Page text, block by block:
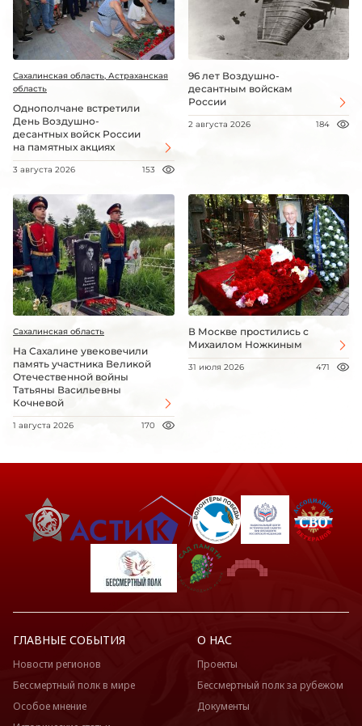
Сахалинская область, Астраханская
область
Однополчане встретили
День Воздушно-
десантных войск России
на памятных акциях
3 августа 2026 153
96 лет Воздушно-
десантным войскам
России
2 августа 2026 184
Сахалинская область
На Сахалине увековечили
память участника Великой
Отечественной войны
Татьяны Васильевны
Кочневой
1 августа 2026 170
В Москве простились с
Михаилом Ножкиным
31 июля 2026 471
ГЛАВНЫЕ СОБЫТИЯ
Новости регионов
Бессмертный полк в мире
Особое мнение
О НАС
Проекты
Бессмертный полк за рубежом
Документы